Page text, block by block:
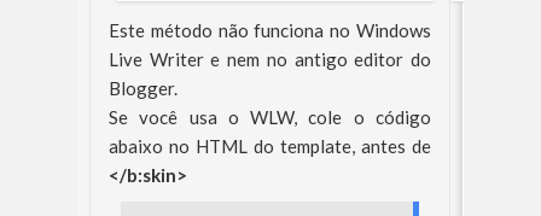
Este método não funciona no Windows
Live Writer e nem no antigo editor do
Blogger.
Se você usa o WLW, cole o código
abaixo no HTML do template, antes de
</b:skin>